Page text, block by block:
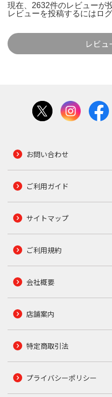
現在、2632件のレビューが
レビューを投稿するには ロ
レビュ
お問い合わせ
ご利用ガイド
サイトマップ
ご利用規約
会社概要
店舗案内
特定商取引法
プライバシーポリシー